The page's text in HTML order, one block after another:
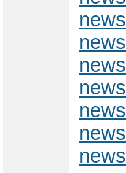
news
news
news
news
news
news
news